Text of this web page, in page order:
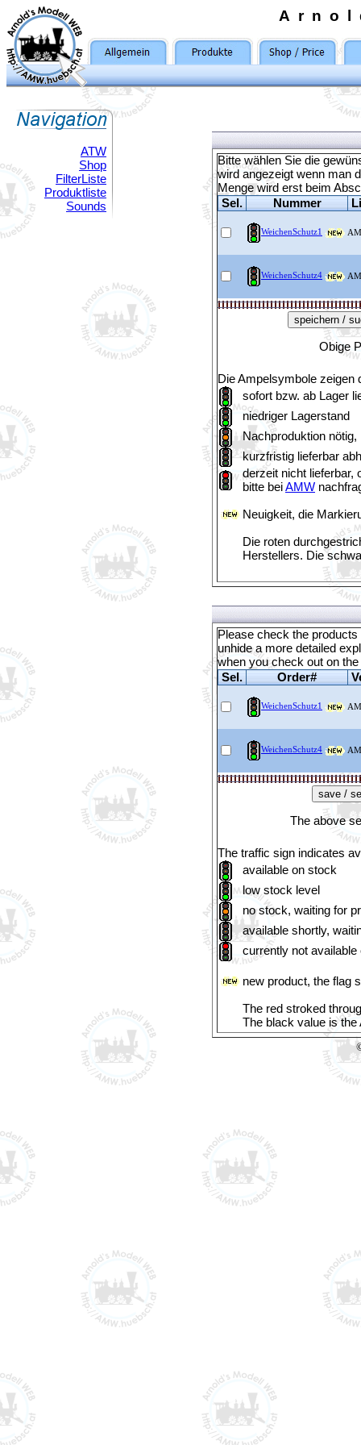
ATW
Shop
FilterListe
Produktliste
Sounds
Bitte wählen Sie die
wird angezeigt wenn man
Menge wird erst beim
Sel.
Nummer
WeichenSchutz1
WeichenSchutz4
Obige
Die Ampelsymbole zeigen
sofort bzw. ab Lager
niedriger Lagerstand
Nachproduktion
kurzfristig lieferbar
derzeit nicht lieferbar,
bitte beiAMW
Neuigkeit, die
Die roten
Herstellers. Die
Please check the
unhide a more detailed
when you check out on
Sel.
Order#
WeichenSchutz1
WeichenSchutz4
The above
The traffic sign indicates
available on stock
low stock level
no stock, waiting for
available shortly,
currently not
new product, the flag
The red stroked
The black value is